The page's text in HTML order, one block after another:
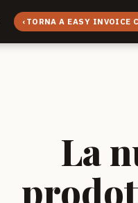
‹ TORNA A EASY INVOICE
La